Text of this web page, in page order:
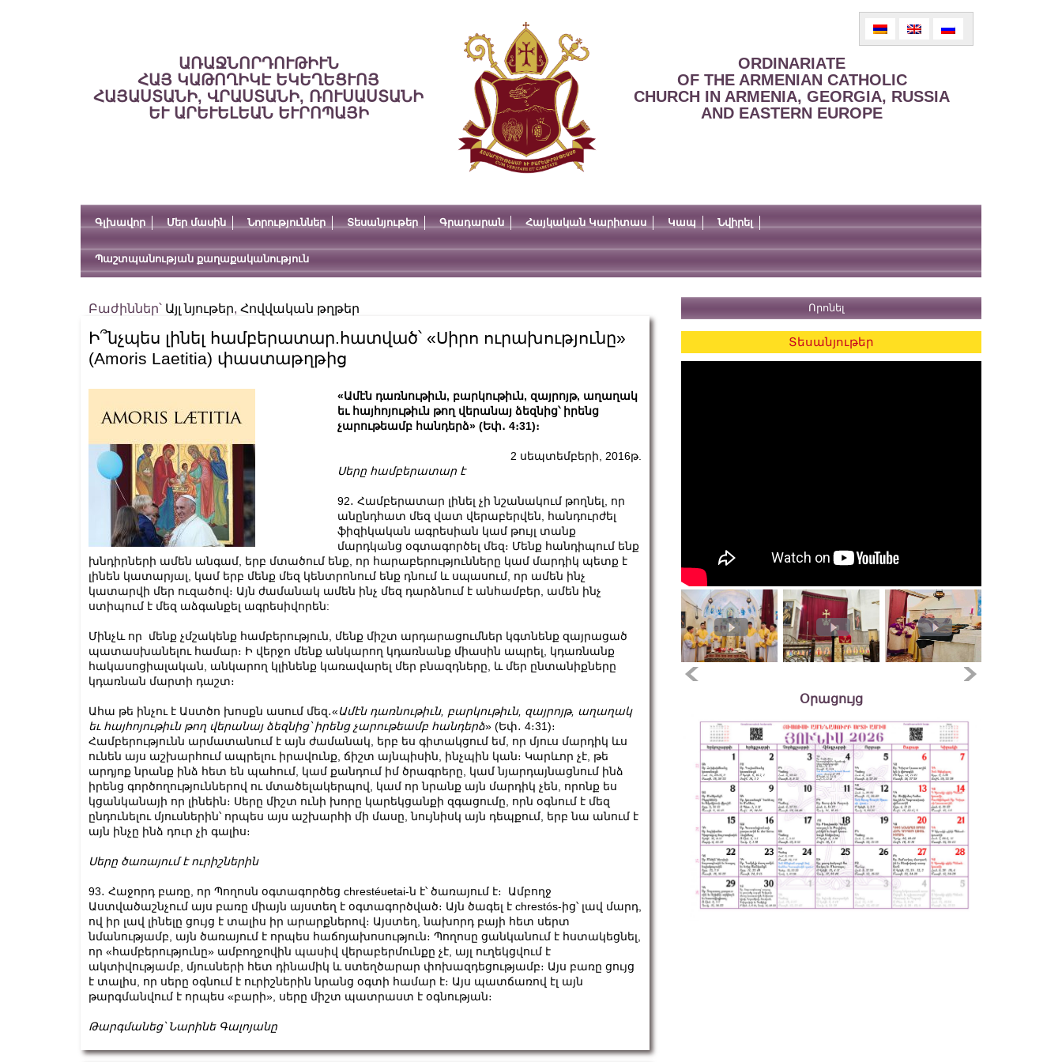
ԱՌԱՋՆՈՐԴՈՒԹԻՒՆ
ՀԱՅ ԿԱԹՈՂԻԿԷ ԵԿԵՂԵՑՒՈՅ
ՀԱՅԱՍՏԱՆԻ, ՎՐԱՍՏԱՆԻ, ՌՈՒՍԱՍՏԱՆԻ
ԵՒ ԱՐԵՒԵԼԵԱՆ ԵՒՐՈՊԱՅԻ
ORDINARIATE
OF THE ARMENIAN CATHOLIC
CHURCH IN ARMENIA, GEORGIA, RUSSIA
AND EASTERN EUROPE
Գլխավոր Մեր մասին Նորություններ Տեսանյութեր Գրադարան Հայկական Կարիտաս Կապ Նվիրել
Պաշտպանության քաղաքականություն
Բաժիններ՝ Այլ նյութեր, Հովվական թղթեր
Ի՞նչպես լինել համբերատար.հատված՝ «Սիրո ուրախությունը»
(Amoris Laetitia) փաստաթղթից
«Ամէն դառնութիւն, բարկութիւն, զայրոյթ, աղաղակ
եւ հայհոյութիւն թող վերանայ ձեզնից՝ իրենց
չարութեամբ հանդերձ» (Եփ․ 4։31)։
2 սեպտեմբերի, 2016թ.
Սերը համբերատար է
92․ Համբերատար լինել չի նշանակում թողնել, որ
անընդհատ մեզ վատ վերաբերվեն, հանդուրժել
ֆիզիկական ագրեսիան կամ թույլ տանք
մարդկանց օգտագործել մեզ։ Մենք հանդիպում ենք
խնդիրների ամեն անգամ, երբ մտածում ենք, որ հարաբերությունները կամ մարդիկ պետք է
լինեն կատարյալ, կամ երբ մենք մեզ կենտրոնում ենք դնում և սպասում, որ ամեն ինչ
կատարվի մեր ուզածով։ Այն ժամանակ ամեն ինչ մեզ դարձնում է անհամբեր, ամեն ինչ
ստիպում է մեզ աձգանքել ագրեսիվորեն:
Մինչև որ մենք չմշակենք համբերություն, մենք միշտ արդարացումներ կգտնենք զայրացած
պատասխանելու համար։ Ի վերջո մենք անկարող կդառնանք միասին ապրել, կդառնանք
հակասոցիալական, անկարող կլինենք կառավարել մեր բնազդները, և մեր ընտանիքները
կդառնան մարտի դաշտ։
Ահա թե ինչու է Աստծո խոսքն ասում մեզ․«Ամէն դառնութիւն, բարկութիւն, զայրոյթ, աղաղակ
եւ հայհոյութիւն թող վերանայ ձեզնից՝ իրենց չարութեամբ հանդերձ» (Եփ․ 4։31)։
Համբերությունն արմատանում է այն ժամանակ, երբ ես գիտակցում եմ, որ մյուս մարդիկ ևս
ունեն այս աշխարհում ապրելու իրավունք, ճիշտ այնպիսին, ինչպին կան։ Կարևոր չէ, թե
արդյոք նրանք ինձ հետ են պահում, կամ քանդում իմ ծրագրերը, կամ նյարդայնացնում ինձ
իրենց գործողություններով ու մտածելակերպով, կամ որ նրանք այն մարդիկ չեն, որոնք ես
կցանկանայի որ լինեին։ Սերը միշտ ունի խորը կարեկցանքի զգացումը, որն օգնում է մեզ
ընդունելու մյուսներին՝ որպես այս աշխարհի մի մասը, նույնիսկ այն դեպքում, երբ նա անում է
այն ինչը ինձ դուր չի գալիս։
Սերը ծառայում է ուրիշներին
93․ Հաջորդ բառը, որ Պողոսն օգտագործեց chrestéuetai-ն է՝ ծառայում է։ Ամբողջ
Աստվածաշնչում այս բառը միայն այստեղ է օգտագործված։ Այն ծագել է chrestós-ից՝ լավ մարդ,
ով իր լավ լինելը ցույց է տալիս իր արարքներով։ Այստեղ, նախորդ բայի հետ սերտ
նմանությամբ, այն ծառայում է որպես հաճոյախոսություն։ Պողոսը ցանկանում է հստակեցնել,
որ «համբերությունը» ամբողջովին պասիվ վերաբերմունքը չէ, այլ ուղեկցվում է
ակտիվությամբ, մյուսների հետ դինամիկ և ստեղծարար փոխազդեցությամբ։ Այս բառը ցույց
է տալիս, որ սերը օգնում է ուրիշներին նրանց օգտի համար է։ Այս պատճառով էլ այն
թարգմանվում է որպես «բարի», սերը միշտ պատրաստ է օգնության։
Թարգմանեց՝ Նարինե Գալոյանը
Տեսանյութեր
Օրացույց